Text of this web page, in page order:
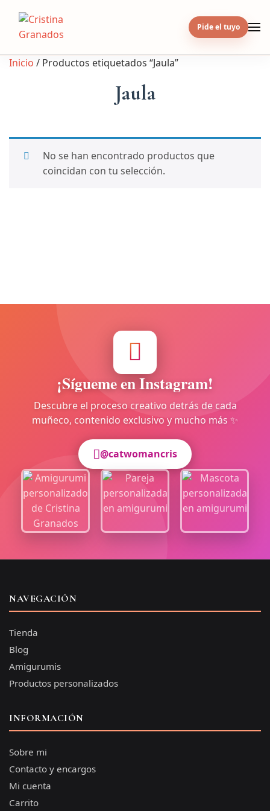
content
Pide el tuyo
Inicio / Productos etiquetados “Jaula”
Jaula
No se han encontrado productos que
coincidan con tu selección.
¡Sígueme en Instagram!
Descubre el proceso creativo detrás de cada
muñeco, contenido exclusivo y mucho más ✨
@catwomancris
NAVEGACIÓN
Tienda
Blog
Amigurumis
Productos personalizados
INFORMACIÓN
Sobre mi
Contacto y encargos
Mi cuenta
Carrito